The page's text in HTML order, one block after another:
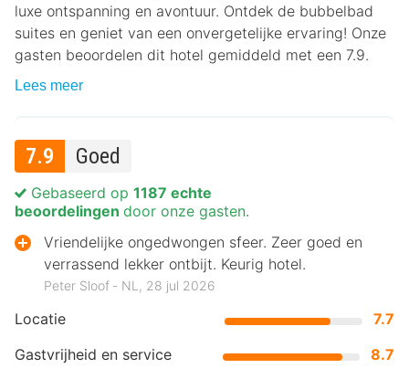
luxe ontspanning en avontuur. Ontdek de bubbelbad
suites en geniet van een onvergetelijke ervaring! Onze
gasten beoordelen dit hotel gemiddeld met een 7.9.
Lees meer
7.9 Goed
Locatie
7.7
Gastvrijheid en service
8.7
Gebaseerd op 1187 echte
beoordelingen door onze gasten.
Vriendelijke ongedwongen sfeer. Zeer goed en
verrassend lekker ontbijt. Keurig hotel.
Peter Sloof ‐ NL, 28 jul 2026